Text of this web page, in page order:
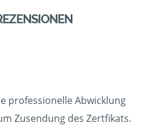
professionelle Abwicklung
Zusendung des Zertfikats.